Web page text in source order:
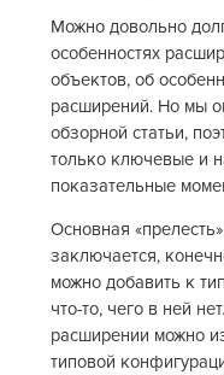
Можно довольно
особенностях
объектов, об
расширений. Но мы
обзорной статьи,
только ключевые и
показательные
Основная
заключается,
можно добавить к
что-то, чего в ней
расширении можно
типовой